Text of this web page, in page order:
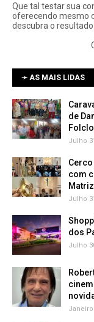
Que tal testar sua
oferecendo mesmo
descubra o resultado
➛ AS MAIS LIDAS
de
Julho
com
Julho
dos
Julho
Janeiro